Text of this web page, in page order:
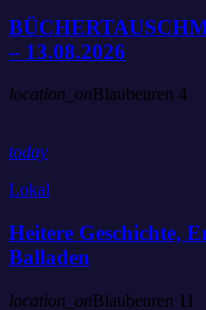
– 13.08.2026
location_on Blaubeuren 4
today
Lokal
Heitere Geschichte,
Balladen
location_onBlaubeuren 11